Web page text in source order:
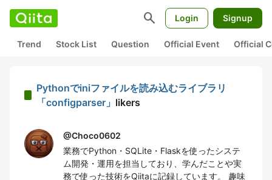
search Login Signup
Trend Stock List Question Official Event Official
Pythonでiniファイルを読み込むライブラリ
「configparser」 likers
@Choco0602
業務でPython・SQLite・Flaskを使ったシステ
ム開発・運用を担当しており、学んだことや実
務で使った技術をQiitaに記録しています。 趣味